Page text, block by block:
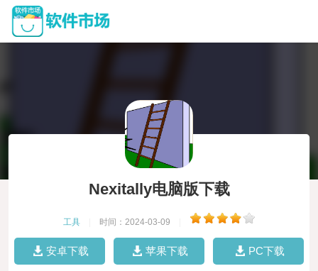
Nexitally电脑版下载
工具 时间：2024-03-09
安卓下载 苹果下载 PC下载